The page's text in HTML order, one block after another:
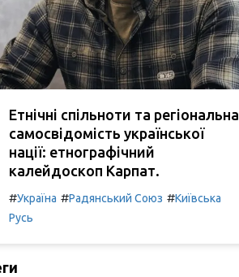
Етнічні спільноти та регіональна
самосвідомість української
нації: етнографічний
калейдоскоп Карпат.
#Україна #Радянський Союз #Київська
Русь